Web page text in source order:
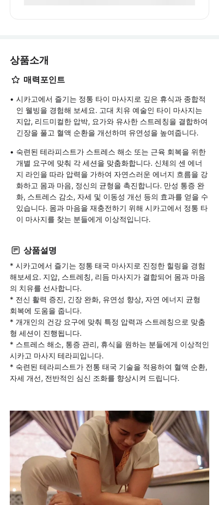
상품소개
매력포인트
시카고에서 즐기는 정통 타이 마사지로 깊은 휴식과 종합적
인 웰빙을 경험해 보세요. 고대 치유 예술인 타이 마사지는
지압, 리드미컬한 압박, 요가와 유사한 스트레칭을 결합하여
긴장을 풀고 혈액 순환을 개선하며 유연성을 높여줍니다.
숙련된 테라피스트가 스트레스 해소 또는 근육 회복을 위한
개별 요구에 맞춰 각 세션을 맞춤화합니다. 신체의 센 에너
지 라인을 따라 압력을 가하여 자연스러운 에너지 흐름을 강
화하고 몸과 마음, 정신의 균형을 촉진합니다. 만성 통증 완
화, 스트레스 감소, 자세 및 이동성 개선 등의 효과를 얻을 수
있습니다. 몸과 마음을 재충전하기 위해 시카고에서 정통 타
이 마사지를 찾는 분들에게 이상적입니다.
상품설명
* 시카고에서 즐기는 정통 태국 마사지로 진정한 힐링을 경험
해보세요. 지압, 스트레칭, 리듬 마사지가 결합되어 몸과 마음
의 치유를 선사합니다.
* 전신 활력 증진, 긴장 완화, 유연성 향상, 자연 에너지 균형
회복에 도움을 줍니다.
* 개개인의 건강 요구에 맞춰 특정 압력과 스트레칭으로 맞춤
형 세션이 진행됩니다.
* 스트레스 해소, 통증 관리, 휴식을 원하는 분들에게 이상적인
시카고 마사지 테라피입니다.
* 숙련된 테라피스트가 전통 태국 기술을 적용하여 혈액 순환,
자세 개선, 전반적인 심신 조화를 향상시켜 드립니다.